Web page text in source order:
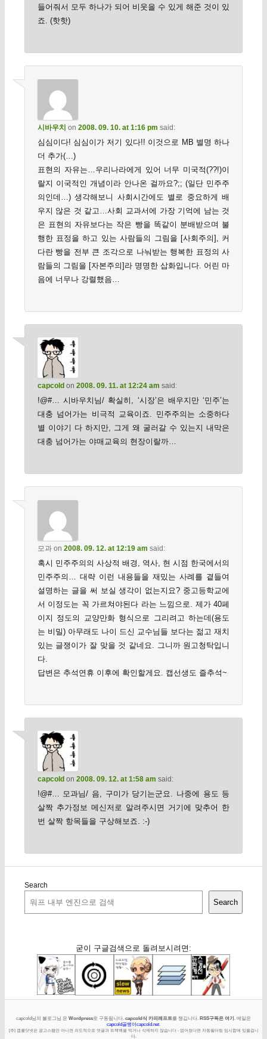
들어줘서 모두 하나가 되어 비웃을 수 있게 해준 것이 있
죠. (핫핫)
시바우치 on 2008. 09. 10. at 1:16 pm said:
심심이다! 심심이가 저기 있다!! 이것으로 MB 별명 하나
더 추가(…)
표현의 자유는…우리나라에게 있어 너무 미국적(??!)이
랄지 이국적인 개념이라 안나온 걸까요?;; (일단 민주주
의인데…) 생각해보니 사회시간에도 별로 중요하게 배
우지 않은 것 같고…사회 교과서에 가장 기억에 남는 것
은 표현의 자유보다는 작은 빵을 똑같이 분배받으며 불
행한 표정을 하고 있는 사람들의 그림을 [사회주의], 커
다란 빵을 전부 큰 조각으로 나눠받는 행복한 표정의 사
람들의 그림을 [자본주의]라 명명한 삽화입니다. 어린 마
음에 너무나 강렬했음…
capcold on 2008. 09. 11. at 12:24 am said:
!@#… 시바우치님/ 확실히, ‘시장’은 배우지만 ‘민주’는
대충 넘어가는 비극적 교육이죠. 민주주의는 소중하다
별 이야기 다 하지만, 그게 왜 굴러갈 수 있는지 내막은
대충 넘어가는 야매교육의 현장이랄까…
모과on 2008. 09. 12. at 12:19 am said:
혹시 민주주의의 사상적 배경, 역사, 현 시점 한국에서의
민주주의… 대략 이런 내용들을 재밌는 사례를 곁들여
설명하는 글을 써 보실 생각이 없는지요? 중고등학교에
서 이정도는 꼭 가르쳐야된다 라는 느낌으로. 제가 40페
이지 정도의 교양만화 형식으로 그리려고 하는데(용도
는 비밀) 아무래도 나이 드신 교수님들 보다는 젊고 재치
있는 글쟁이가 잘 맞을 것 같네요. 그니까 원고청탁입니
다.
답변은 추석연휴 이후에 확인할게요. 캡선생도 즐추석~
capcold on 2008. 09. 12. at 1:58 am said:
!@#… 모과님/ 음, 구미가 당기는군요. 나중에 용도 등
살짝 추가정보 메신저로 알려주시면 거기에 맞추어 한
번 살짝 항목들을 구상해보죠. :-)
Search
Search
굳이 구글검색으로 돌려보시려면:
capcold님의 블로그님 은 Wordpress로 구동됩니다. capcold식 카피레프트를 챙깁니다. RSS구독은 여기. 메일은
capcold골뱅이capcold.net.
[주] 캡콜닷넷은 광고스팸만 아니면 의도적으로 덧글과 트랙백을 막거나 삭제하지 않습니다 - 없어졌다면 자동필터링 임시함에 있을겁니
다.